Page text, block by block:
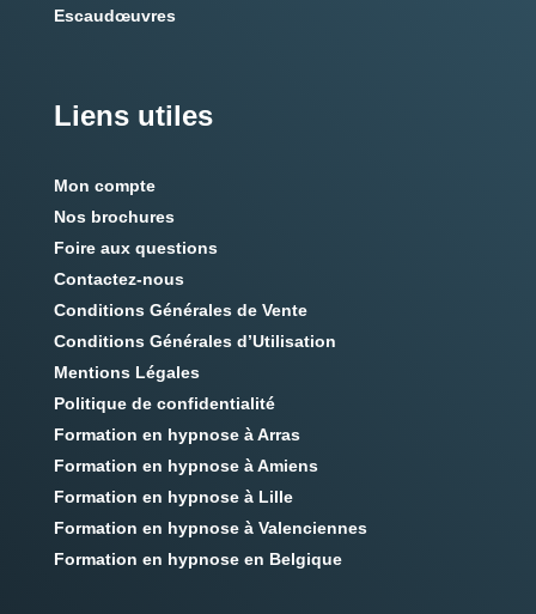
Escaudœuvres
Liens utiles
Mon compte
Nos brochures
Foire aux questions
Contactez-nous
Conditions Générales de Vente
Conditions Générales d’Utilisation
Mentions Légales
Politique de confidentialité
Formation en hypnose à Arras
Formation en hypnose à Amiens
Formation en hypnose à Lille
Formation en hypnose à Valenciennes
Formation en hypnose en Belgique